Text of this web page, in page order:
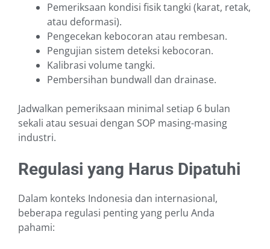
Pemeriksaan kondisi fisik tangki (karat, retak,
atau deformasi).
Pengecekan kebocoran atau rembesan.
Pengujian sistem deteksi kebocoran.
Kalibrasi volume tangki.
Pembersihan bundwall dan drainase.
Jadwalkan pemeriksaan minimal setiap 6 bulan
sekali atau sesuai dengan SOP masing-masing
industri.
Regulasi yang Harus Dipatuhi
Dalam konteks Indonesia dan internasional,
beberapa regulasi penting yang perlu Anda
pahami: